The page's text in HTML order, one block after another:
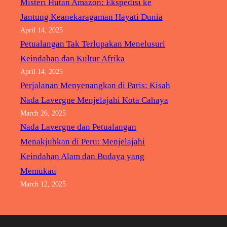
Misteri Hutan Amazon: Ekspedisi ke
Jantung Keanekaragaman Hayati Dunia
April 14, 2025
Petualangan Tak Terlupakan Menelusuri
Keindahan dan Kultur Afrika
April 14, 2025
Perjalanan Menyenangkan di Paris: Kisah
Nada Lavergne Menjelajahi Kota Cahaya
March 26, 2025
Nada Lavergne dan Petualangan
Menakjubkan di Peru: Menjelajahi
Keindahan Alam dan Budaya yang
Memukau
March 12, 2025